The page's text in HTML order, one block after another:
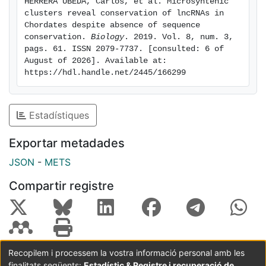
clusters reveal conservation of lncRNAs in
Chordates despite absence of sequence
conservation. Biology. 2019. Vol. 8, num. 3,
pags. 61. ISSN 2079-7737. [consulted: 6 of
August of 2026]. Available at:
https://hdl.handle.net/2445/166299
Estadístiques
Exportar metadades
JSON - METS
Compartir registre
Coordinació:CRAI UB Avís legal Metadades
Recopilem i processem la vostra informació personal amb les